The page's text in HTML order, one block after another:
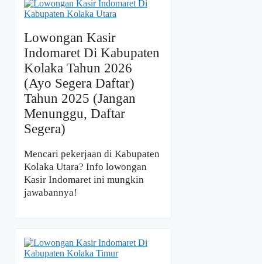
Lowongan Kasir
Indomaret Di Kabupaten
Kolaka Tahun 2026
(Ayo Segera Daftar)
Tahun 2025 (Jangan
Menunggu, Daftar
Segera)
Mencari pekerjaan di Kabupaten
Kolaka Utara? Info lowongan
Kasir Indomaret ini mungkin
jawabannya!